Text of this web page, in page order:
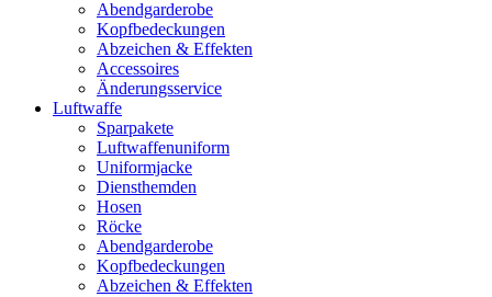
Abendgarderobe
Kopfbedeckungen
Abzeichen & Effekten
Accessoires
Änderungsservice
Luftwaffe
Sparpakete
Luftwaffenuniform
Uniformjacke
Diensthemden
Hosen
Röcke
Abendgarderobe
Kopfbedeckungen
Abzeichen & Effekten